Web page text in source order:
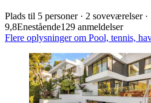
Plads til 5 personer · 2 soveværelser
9,8Enestående129 anmeldelser
Flere oplysninger om Pool, tennis,